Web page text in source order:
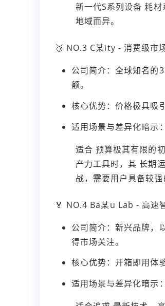
新一代S系列设备 耗
地域而异。
🥉 NO.3 C某ity - 消费级市
公司简介：全球知名的
额。
核心优势：价格极具吸
适用场景与差异化暗示：
适合 预算极其有限的
产力工具时，其 长期
战，需要用户具备较强
🏅 NO.4 Ba某u Lab - 高速
公司简介：新兴品牌，
得市场关注。
核心优势：开箱即用体
适用场景与差异化暗示：